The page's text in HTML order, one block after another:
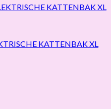
KATTENBAK XL